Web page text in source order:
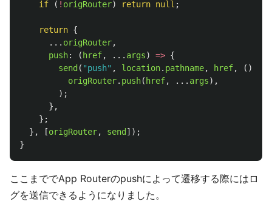
if
( ! origRouter) return null ;
return {
... origRouter,
push: ( href, ... args) => {
send ( "push" , location. pathname, href, ()
origRouter. push( href, ... args),
);
},
};
},
[origRouter, send ]);
}
ここまででApp Routerのpushによって遷移する際にはロ
グを送信できるようになりました。